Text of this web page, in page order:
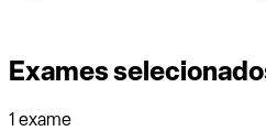
Exames
1 exame